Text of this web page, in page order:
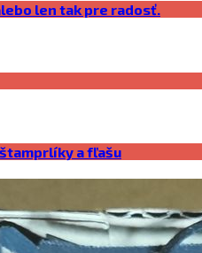
len tak pre radosť.
a fľašu